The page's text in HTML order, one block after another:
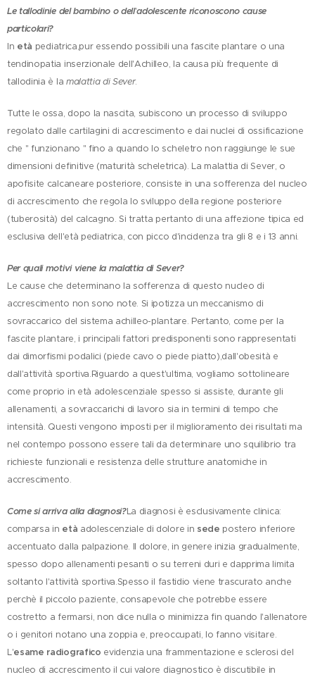
Le tallodinie del bambino o dell'adolescente riconoscono cause
particolari?
In età pediatrica,pur essendo possibili una fascite plantare o una
tendinopatia inserzionale dell'Achilleo, la causa più frequente di
tallodinia è la malattia di Sever.
Tutte le ossa, dopo la nascita, subiscono un processo di sviluppo
regolato dalle cartilagini di accrescimento e dai nuclei di ossificazione
che " funzionano " fino a quando lo scheletro non raggiunge le sue
dimensioni definitive (maturità scheletrica). La malattia di Sever, o
apofisite calcaneare posteriore, consiste in una sofferenza del nucleo
di accrescimento che regola lo sviluppo della regione posteriore
(tuberosità) del calcagno. Si tratta pertanto di una affezione tipica ed
esclusiva dell'età pediatrica, con picco d'incidenza tra gli 8 e i 13 anni.
Per quali motivi viene la malattia di Sever?
Le cause che determinano la sofferenza di questo nucleo di
accrescimento non sono note. Si ipotizza un meccanismo di
sovraccarico del sistema achilleo-plantare. Pertanto, come per la
fascite plantare, i principali fattori predisponenti sono rappresentati
dai dimorfismi podalici (piede cavo o piede piatto),dall'obesità e
dall'attività sportiva.Riguardo a quest'ultima, vogliamo sottolineare
come proprio in età adolescenziale spesso si assiste, durante gli
allenamenti, a sovraccarichi di lavoro sia in termini di tempo che
intensità. Questi vengono imposti per il miglioramento dei risultati ma
nel contempo possono essere tali da determinare uno squilibrio tra
richieste funzionali e resistenza delle strutture anatomiche in
accrescimento.
Come si arriva alla diagnosi?La diagnosi è esclusivamente clinica:
comparsa in età adolescenziale di dolore in sede postero inferiore
accentuato dalla palpazione. Il dolore, in genere inizia gradualmente,
spesso dopo allenamenti pesanti o su terreni duri e dapprima limita
soltanto l'attività sportiva.Spesso il fastidio viene trascurato anche
perchè il piccolo paziente, consapevole che potrebbe essere
costretto a fermarsi, non dice nulla o minimizza fin quando l'allenatore
o i genitori notano una zoppia e, preoccupati, lo fanno visitare.
L'esame radiografico evidenzia una frammentazione e sclerosi del
nucleo di accrescimento il cui valore diagnostico è discutibile in